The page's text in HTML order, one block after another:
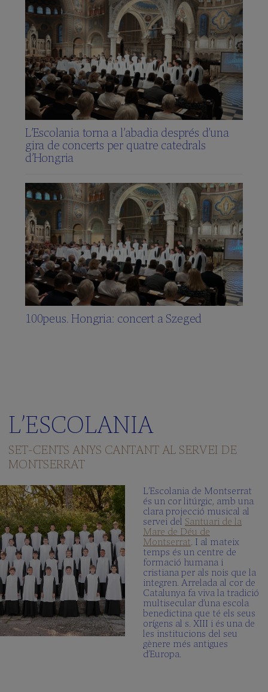
L’Escolania torna a l’abadia després d’una
gira de concerts per quatre catedrals
d’Hongria
100peus. Hongria: concert a Szeged
L’ESCOLANIA
SET-CENTS ANYS CANTANT AL SERVEI DE
MONTSERRAT
L’Escolania de Montserrat
és un cor litúrgic, amb una
clara projecció musical al
servei del Santuari de la
Mare de Déu de
Montserrat. I al mateix
temps és un centre de
formació humana i
cristiana per als nois que la
integren. Arrelada al cor de
Catalunya fa viva la tradició
multisecular d’una escola
benedictina que té els seus
orígens al s. XIII i és una de
les institucions del seu
gènere més antigues
d’Europa.